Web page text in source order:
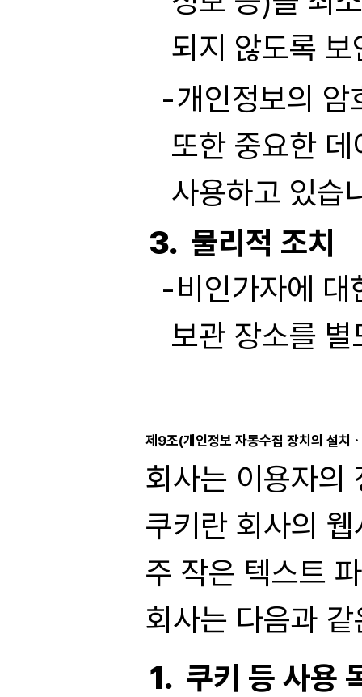
되지 않도록
개인정보의 암
또한 중요한
사용하고 있습
물리적 조치
비인가자에
보관 장소를
제9조(개인정보 자동수집 장치의 설치
회사는 이용자의
쿠키란 회사의
주 작은 텍스트
회사는 다음과
쿠키 등 사용